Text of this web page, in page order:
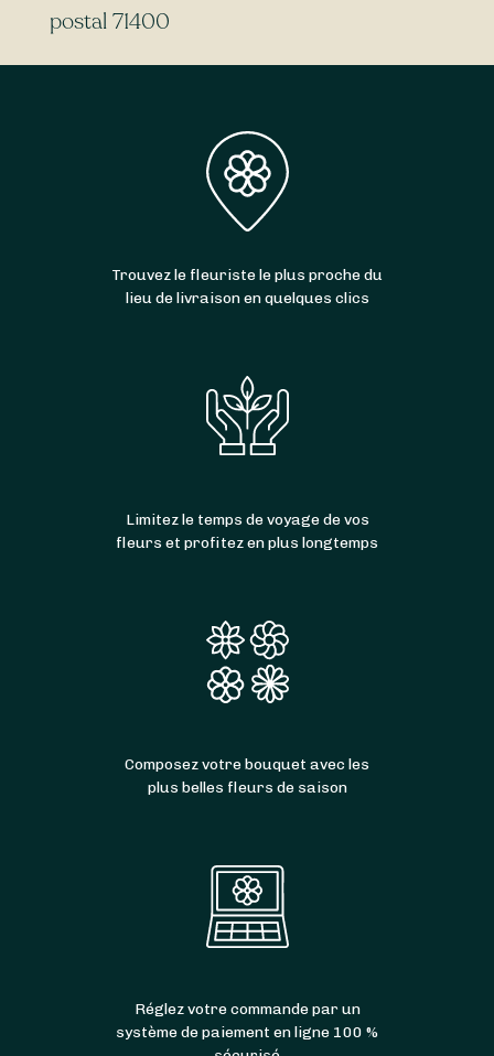
et lelundi.
permettant de recevoir vos bouquets de
fleurs lelendemain
Sessile, trouvez facilement des artisans
livraison est même parfois
postal 71400
Les fleuristes référencés ci-dessus sont en
pouvez donc aussi faire livrer votre bouquet
,Auxy,Antully
La Celle-en-Morvan ,Tavernay
etLa Petite-Verrière
Trouvez le fleuriste le plus proche du
lieu de livraison en quelques clics
Limitez le temps de voyage de vos
fleurs et profitez en plus longtemps
Composez votre bouquet avec les
plus belles fleurs de saison
Réglez votre commande par un
système de paiement en ligne 100 %